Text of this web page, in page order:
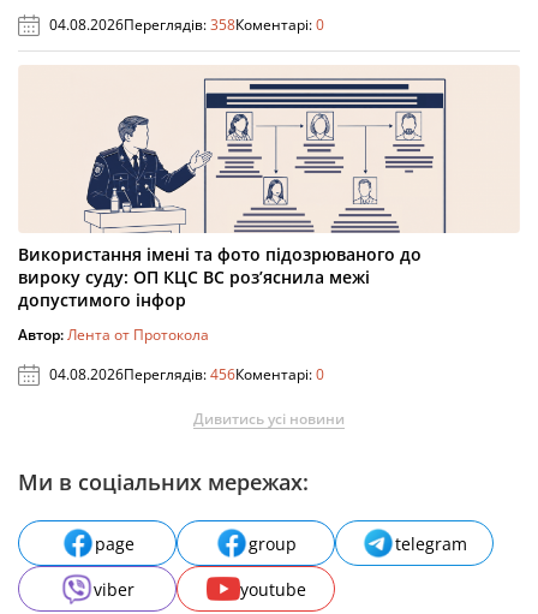
04.08.2026Переглядів:358Коментарі:0
Використання імені та фото підозрюваного до
вироку суду: ОП КЦС ВС роз’яснила межі
допустимого інфор
Автор:Лента от Протокола
04.08.2026Переглядів:456Коментарі:0
Дивитись усі новини
Ми в соціальних мережах:
page group
telegram
viber
youtube